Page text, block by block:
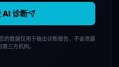
AI 诊断
的数据仅用于输出诊断报告，不会泄露
第三方机构。